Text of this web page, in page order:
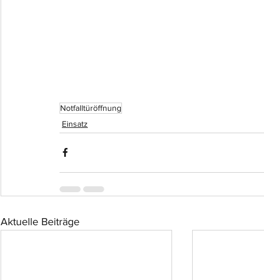
Notfalltüröffnung
Einsatz
Aktuelle Beiträge